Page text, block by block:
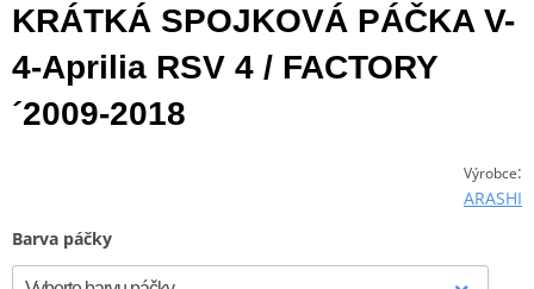
KRÁTKÁ SPOJKOVÁ PÁČKA V-
4-Aprilia RSV 4 / FACTORY
´2009-2018
Výrobce:
ARASHI
Barva páčky